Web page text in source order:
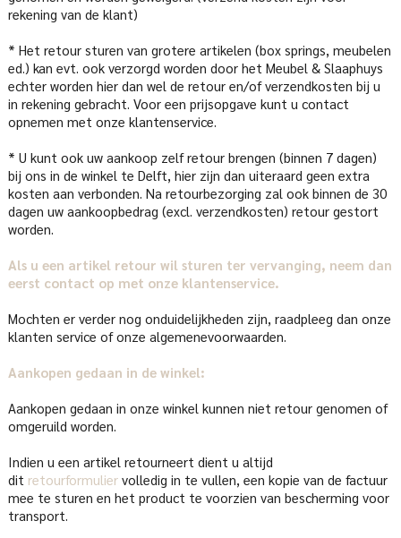
rekening van de klant)
* Het retour sturen van grotere artikelen (box springs, meubelen
ed.) kan evt. ook verzorgd worden door het Meubel & Slaaphuys
echter worden hier dan wel de retour en/of verzendkosten bij u
in rekening gebracht. Voor een prijsopgave kunt u contact
opnemen met onze klantenservice.
* U kunt ook uw aankoop zelf retour brengen (binnen 7 dagen)
bij ons in de winkel te Delft, hier zijn dan uiteraard geen extra
kosten aan verbonden. Na retourbezorging zal ook binnen de 30
dagen uw aankoopbedrag (excl. verzendkosten) retour gestort
worden.
Als u een artikel retour wil sturen ter vervanging, neem dan
eerst contact op met onze klantenservice.
Mochten er verder nog onduidelijkheden zijn, raadpleeg dan onze
klanten service of onze algemenevoorwaarden.
Aankopen gedaan in de winkel:
Aankopen gedaan in onze winkel kunnen niet retour genomen of
omgeruild worden.
Indien u een artikel retourneert dient u altijd
dit retourformuliervolledig in te vullen, een kopie van de factuur
mee te sturen en het product te voorzien van bescherming voor
transport.